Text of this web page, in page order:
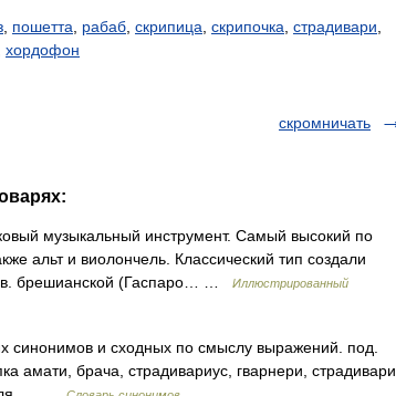
пошетта рабаб скрипица скрипочка страдивари
хордофон
скромничать
музыкальный инструмент. Самый высокий по
альт и виолончель. Классический тип создали
брешианской (Гаспаро… …
Иллюстрированный
синонимов и сходных по смыслу выражений. под.
амати, брача, страдивариус, гварнери, страдивари,